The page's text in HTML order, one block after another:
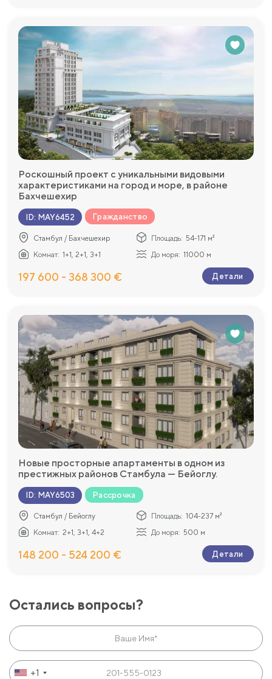
Роскошный проект с уникальными видовыми
характеристиками на город и море, в районе
Бахчешехир
ID: MAY6452 Гражданство
Стамбул / Бахчешехир Площадь: 54-171 м²
Комнат: 1+1, 2+1, 3+1 До моря: 11000 м
197 600 - 368 300 € Детали
Новые просторные апартаменты в одном из
престижных районов Стамбула — Бейоглу.
ID: MAY6503 Рассрочка
Стамбул / Бейоглу Площадь: 104-237 м²
Комнат: 2+1, 3+1, 4+2 До моря: 500 м
148 200 - 524 200 € Детали
Остались вопросы?
+1